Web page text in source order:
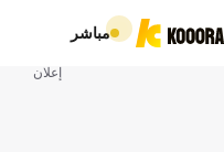
مباشر
إعلان